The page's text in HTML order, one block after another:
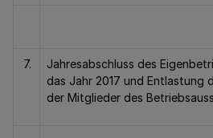
7.
Jahresabschluss des
das Jahr 2017 und Entlastung
der Mitglieder des